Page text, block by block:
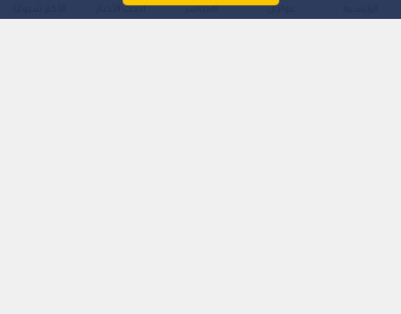
عواجل المباشر أحدث الأخبار